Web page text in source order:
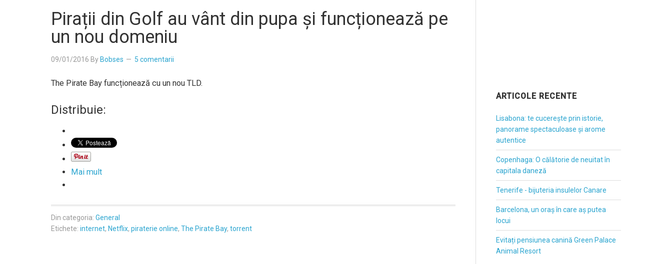
Pirații din Golf au vânt din pupa și funcționează pe
un nou domeniu
09/01/2016 By Bobses 5 comentarii
The Pirate Bay funcționează cu un nou TLD.
Distribuie:
Mai mult
Din categoria: General
Etichete: internet, Netflix, piraterie online, The Pirate Bay, torrent
ARTICOLE RECENTE
Lisabona: te cucerește prin istorie,
panorame spectaculoase și arome
autentice
Copenhaga: O călătorie de neuitat în
capitala daneză
Tenerife - bijuteria insulelor Canare
Barcelona, un oraș în care aș putea
locui
Evitați pensiunea canină Green Palace
Animal Resort